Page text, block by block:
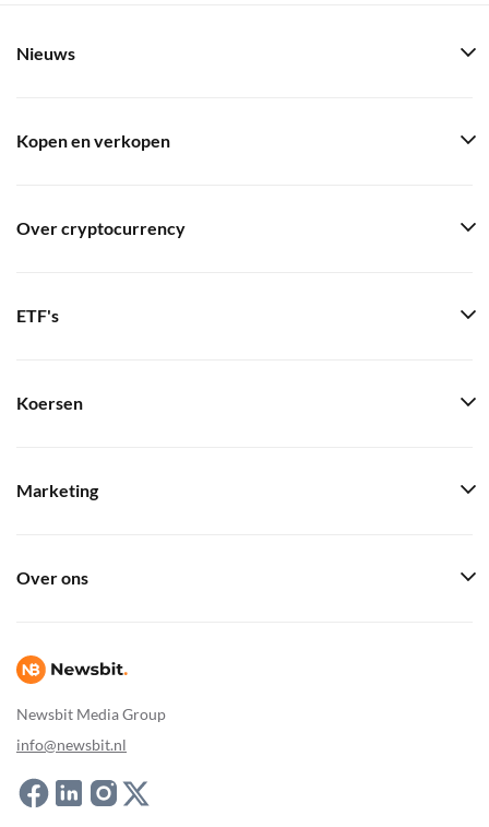
Newsbit Media Group
info@newsbit.nl
Nieuws
Kopen en verkopen
Over cryptocurrency
ETF's
Koersen
Marketing
Over ons